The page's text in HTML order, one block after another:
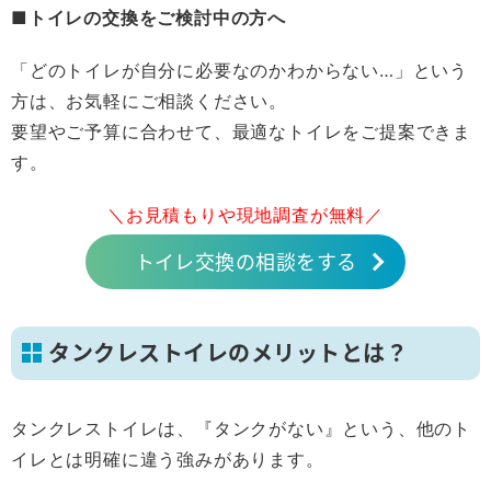
■トイレの交換をご検討中の方へ
「どのトイレが自分に必要なのかわからない…」という
方は、お気軽にご相談ください。
要望やご予算に合わせて、最適なトイレをご提案できま
す。
＼お見積もりや現地調査が無料／
トイレ交換の相談をする
タンクレストイレのメリットとは？
タンクレストイレは、『タンクがない』という、他のト
イレとは明確に違う強みがあります。